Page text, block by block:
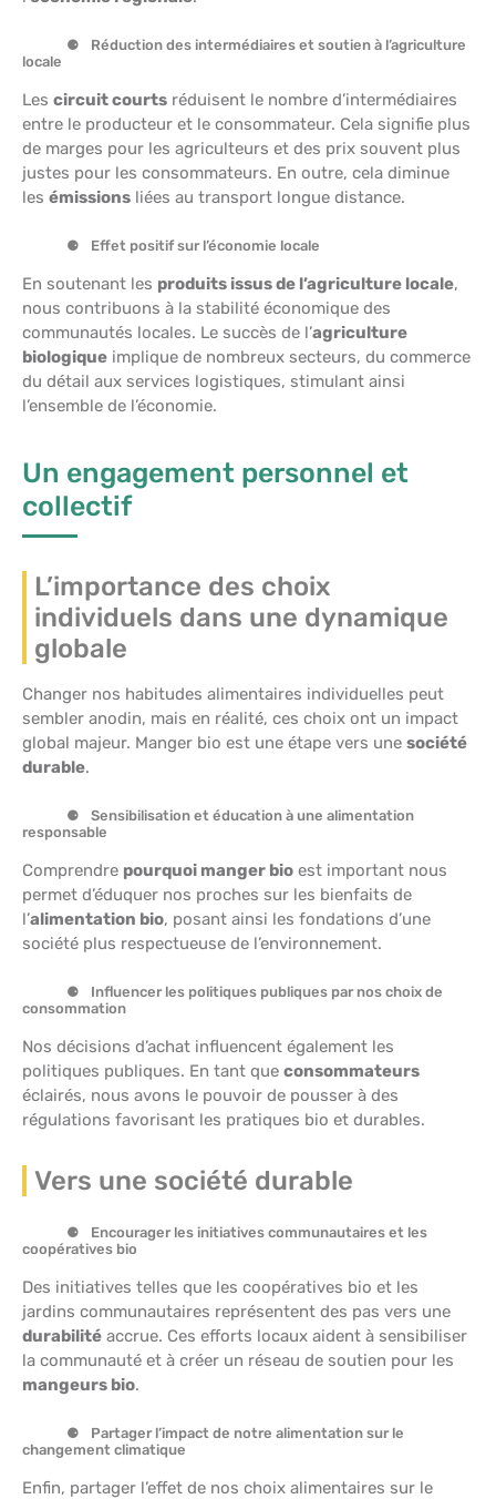
Réduction des intermédiaires et soutien à l’agriculture
locale
Les circuit courts réduisent le nombre d’intermédiaires
entre le producteur et le consommateur. Cela signifie plus
de marges pour les agriculteurs et des prix souvent plus
justes pour les consommateurs. En outre, cela diminue
les émissions liées au transport longue distance.
Effet positif sur l’économie locale
En soutenant les produits issus de l’agriculture locale,
nous contribuons à la stabilité économique des
communautés locales. Le succès de l’agriculture
biologique implique de nombreux secteurs, du commerce
du détail aux services logistiques, stimulant ainsi
l’ensemble de l’économie.
Un engagement personnel et
collectif
L’importance des choix
individuels dans une dynamique
globale
Changer nos habitudes alimentaires individuelles peut
sembler anodin, mais en réalité, ces choix ont un impact
global majeur. Manger bio est une étape vers une société
durable.
Sensibilisation et éducation à une alimentation
responsable
Comprendre pourquoi manger bio est important nous
permet d’éduquer nos proches sur les bienfaits de
l’alimentation bio, posant ainsi les fondations d’une
société plus respectueuse de l’environnement.
Influencer les politiques publiques par nos choix de
consommation
Nos décisions d’achat influencent également les
politiques publiques. En tant que consommateurs
éclairés, nous avons le pouvoir de pousser à des
régulations favorisant les pratiques bio et durables.
Vers une société durable
Encourager les initiatives communautaires et les
coopératives bio
Des initiatives telles que les coopératives bio et les
jardins communautaires représentent des pas vers une
durabilité accrue. Ces efforts locaux aident à sensibiliser
la communauté et à créer un réseau de soutien pour les
mangeurs bio.
Partager l’impact de notre alimentation sur le
changement climatique
Enfin, partager l’effet de nos choix alimentaires sur le